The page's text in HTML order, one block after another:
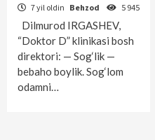
7 yil oldin Behzod 5 945
Dilmurod IRGASHEV,
“Doktor D” klinikasi bosh
direktori: — Sog‘lik —
bebaho boylik. Sog‘­lom
odamni…